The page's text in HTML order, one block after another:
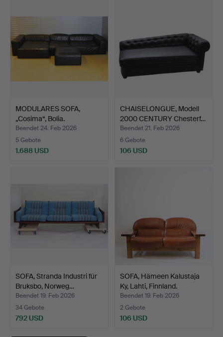
MODULARES SOFA,
„Cosima“, Bolia.
Beendet 24. Feb 2026
5 Gebote
1.688 USD
CHAISELONGUE, Modell
2000 CENTURY Chesterf…
Beendet 21. Feb 2026
6 Gebote
106 USD
SOFA, Stranda Industri für
Bruksbo, Norweg…
Beendet 19. Feb 2026
34 Gebote
792 USD
SOFA, Hämeen Kalustaja
Ky, Lahti, Finnland.
Beendet 19. Feb 2026
2 Gebote
106 USD